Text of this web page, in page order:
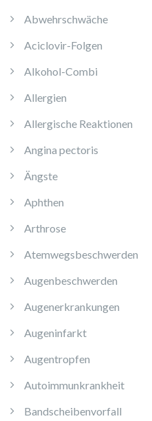
Abwehrschwäche
Aciclovir-Folgen
Alkohol-Combi
Allergien
Allergische Reaktionen
Angina pectoris
Ängste
Aphthen
Arthrose
Atemwegsbeschwerden
Augenbeschwerden
Augenerkrankungen
Augeninfarkt
Augentropfen
Autoimmunkrankheit
Bandscheibenvorfall